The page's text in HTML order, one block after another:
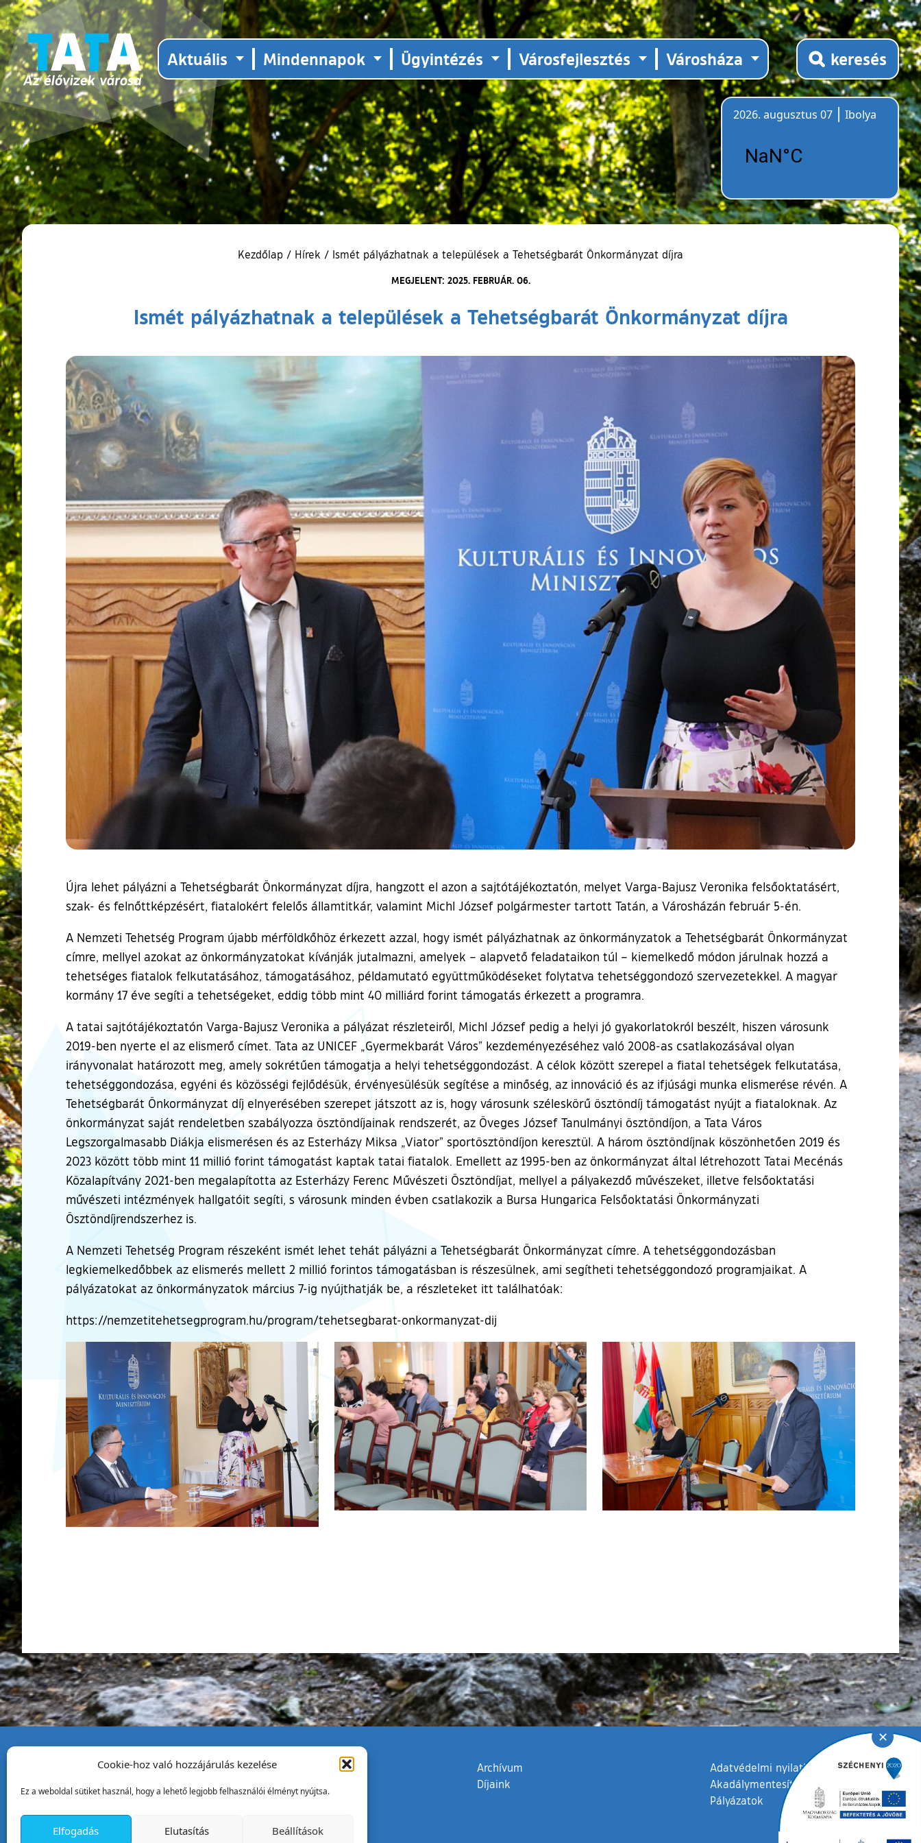
Cookie-hoz való hozzájárulás kezelése
Ez a weboldal sütiket használ, hogy a lehető legjobb felhasználói élményt nyújtsa.
Elfogadás Elutasítás Beállítások
Aktuális Mindennapok Ügyintézés Városfejlesztés Városháza keresés
2026. augusztus 07
Ibolya
Kezdőlap / Hírek / Ismét pályázhatnak a települések a Tehetségbarát Önkormányzat díjra
MEGJELENT: 2025. FEBRUÁR. 06.
Ismét pályázhatnak a települések a Tehetségbarát Önkormányzat díjra
Újra lehet pályázni a Tehetségbarát Önkormányzat díjra, hangzott el azon a sajtótájékoztatón, melyet Varga-Bajusz Veronika felsőoktatásért,
szak- és felnőttképzésért, fiatalokért felelős államtitkár, valamint Michl József polgármester tartott Tatán, a Városházán február 5-én.
A Nemzeti Tehetség Program újabb mérföldkőhöz érkezett azzal, hogy ismét pályázhatnak az önkormányzatok a Tehetségbarát Önkormányzat
címre, mellyel azokat az önkormányzatokat kívánják jutalmazni, amelyek – alapvető feladataikon túl – kiemelkedő módon járulnak hozzá a
tehetséges fiatalok felkutatásához, támogatásához, példamutató együttműködéseket folytatva tehetséggondozó szervezetekkel. A magyar
kormány 17 éve segíti a tehetségeket, eddig több mint 40 milliárd forint támogatás érkezett a programra.
A tatai sajtótájékoztatón Varga-Bajusz Veronika a pályázat részleteiről, Michl József pedig a helyi jó gyakorlatokról beszélt, hiszen városunk
2019-ben nyerte el az elismerő címet. Tata az UNICEF „Gyermekbarát Város” kezdeményezéséhez való 2008-as csatlakozásával olyan
irányvonalat határozott meg, amely sokrétűen támogatja a helyi tehetséggondozást. A célok között szerepel a fiatal tehetségek felkutatása,
tehetséggondozása, egyéni és közösségi fejlődésük, érvényesülésük segítése a minőség, az innováció és az ifjúsági munka elismerése révén. A
Tehetségbarát Önkormányzat díj elnyerésében szerepet játszott az is, hogy városunk széleskörű ösztöndíj támogatást nyújt a fiataloknak. Az
önkormányzat saját rendeletben szabályozza ösztöndíjainak rendszerét, az Öveges József Tanulmányi ösztöndíjon, a Tata Város
Legszorgalmasabb Diákja elismerésen és az Esterházy Miksa „Viator” sportösztöndíjon keresztül. A három ösztöndíjnak köszönhetően 2019 és
2023 között több mint 11 millió forint támogatást kaptak tatai fiatalok. Emellett az 1995-ben az önkormányzat által létrehozott Tatai Mecénás
Közalapítvány 2021-ben megalapította az Esterházy Ferenc Művészeti Ösztöndíjat, mellyel a pályakezdő művészeket, illetve felsőoktatási
művészeti intézmények hallgatóit segíti, s városunk minden évben csatlakozik a Bursa Hungarica Felsőoktatási Önkormányzati
Ösztöndíjrendszerhez is.
A Nemzeti Tehetség Program részeként ismét lehet tehát pályázni a Tehetségbarát Önkormányzat címre. A tehetséggondozásban
legkiemelkedőbbek az elismerés mellett 2 millió forintos támogatásban is részesülnek, ami segítheti tehetséggondozó programjaikat. A
pályázatokat az önkormányzatok március 7-ig nyújthatják be, a részleteket itt találhatóak:
https://nemzetitehetsegprogram.hu/program/tehetsegbarat-onkormanyzat-dij
Ugrás a galéria utánra
Tata Város Önkormányzata
2890 Tata, Kossuth tér 1.
+36 34 / 587 078
Archívum
Díjaink
Adatvédelmi nyilatkozat
Akadálymentesítési nyilatkozat
Pályázatok
✕